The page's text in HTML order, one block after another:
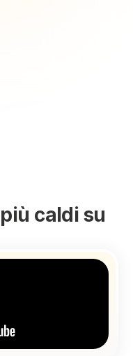
caldi su